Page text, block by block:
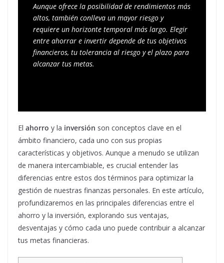
Aunque ofrece la posibilidad de rendimientos más
altos, también conlleva un mayor riesgo y
requiere un horizonte temporal más largo. Elegir
entre ahorrar e invertir depende de tus objetivos
financieros, tu tolerancia al riesgo y el plazo para
alcanzar tus metas.
El ahorro y la inversión son conceptos clave en el
ámbito financiero, cada uno con sus propias
características y objetivos. Aunque a menudo se utilizan
de manera intercambiable, es crucial entender las
diferencias entre estos dos términos para optimizar la
gestión de nuestras finanzas personales. En este artículo,
profundizaremos en las principales diferencias entre el
ahorro y la inversión, explorando sus ventajas,
desventajas y cómo cada uno puede contribuir a alcanzar
tus metas financieras.